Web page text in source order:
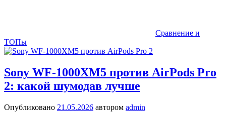
Сравнение и
ТОПы
Sony WF-1000XM5 против AirPods Pro
2: какой шумодав лучше
Опубликовано 21.05.2026 автором admin